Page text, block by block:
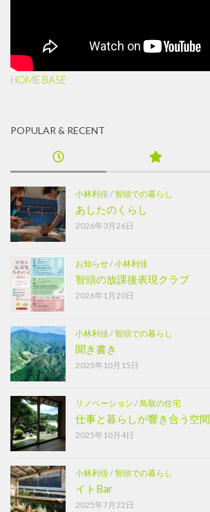
HOME BASE
POPULAR & RECENT
小林利佳/智頭での暮らし
あしたのくらし
2026年3月26日
お知らせ/小林利佳
智頭の放課後表現クラブ
2026年1月20日
小林利佳/智頭での暮らし
聞き書き
2025年10月15日
リノベーション /鳥取の住宅
仕事と暮らしが響き合う空間
2025年10月4日
小林利佳/智頭での暮らし
イトBar
2025年7月22日